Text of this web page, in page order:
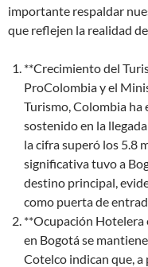
importante respaldar
que reflejen la realidad
**Crecimiento del
ProColombia y el
Turismo, Colombia
sostenido en la
la cifra superó los 5.8
significativa tuvo a
destino principal,
como puerta de
**Ocupación Hotelera
en Bogotá se
Cotelco indican que, a